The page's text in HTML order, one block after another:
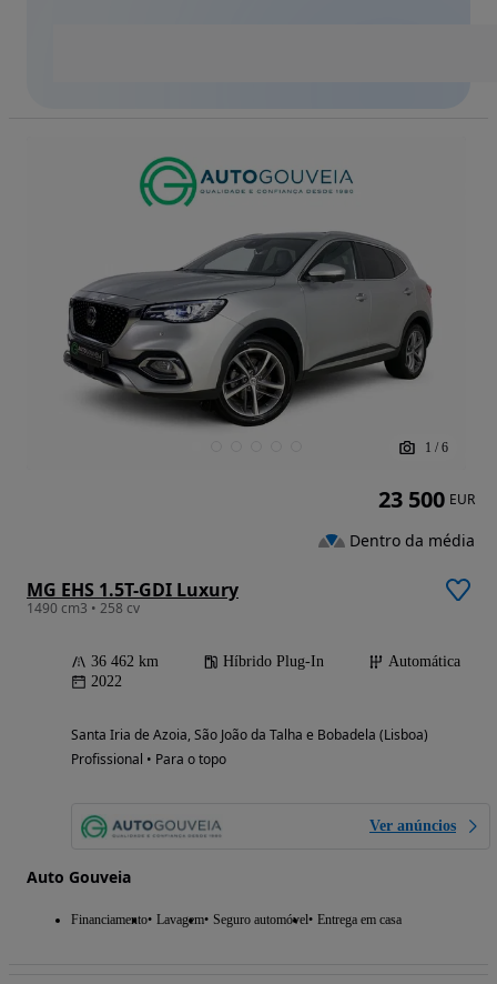
1 / 6
MG EHS 1.5T-GDI Luxury
1490 cm3 • 258 cv
36 462 km Híbrido Plug-In
Automática
2022
Santa Iria de Azoia, São João da Talha e Bobadela (Lisboa)
Profissional • Para o topo
Ver anúncios
Auto Gouveia
Financiamento Lavagem Seguro automóvel Entrega em casa
23 500 EUR
Dentro da média